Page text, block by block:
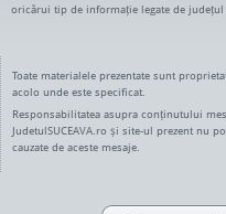
oricărui tip de informație legate de județul
Toate materialele prezentate sunt
acolo unde este specificat.
Responsabilitatea asupra conținutului
JudetulSUCEAVA.ro și site-ul prezent nu
cauzate de aceste mesaje.